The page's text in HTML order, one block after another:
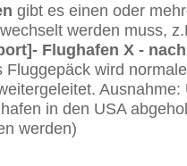
gibt es einen oder
werden muss,
Flughafen X -
Fluggepäck wird
in den USA
werden)